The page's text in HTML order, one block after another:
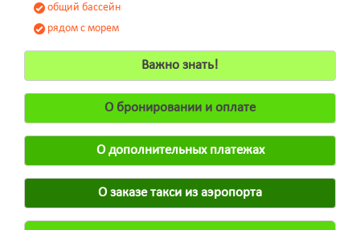
общий бассейн
рядом с морем
Важно знать!
О бронировании и оплате
О дополнительных платежах
О заказе такси из аэропорта